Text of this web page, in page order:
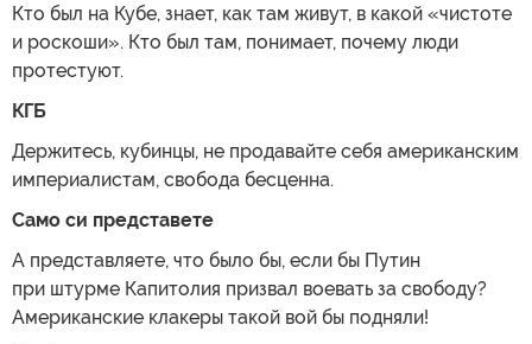
Кто был на Кубе, знает, как там живут, в какой «чистоте
и роскоши». Кто был там, понимает, почему люди
протестуют.
КГБ
Держитесь, кубинцы, не продавайте себя американским
империалистам, свобода бесценна.
Само си представете
А представляете, что было бы, если бы Путин
при штурме Капитолия призвал воевать за свободу?
Американские клакеры такой вой бы подняли!